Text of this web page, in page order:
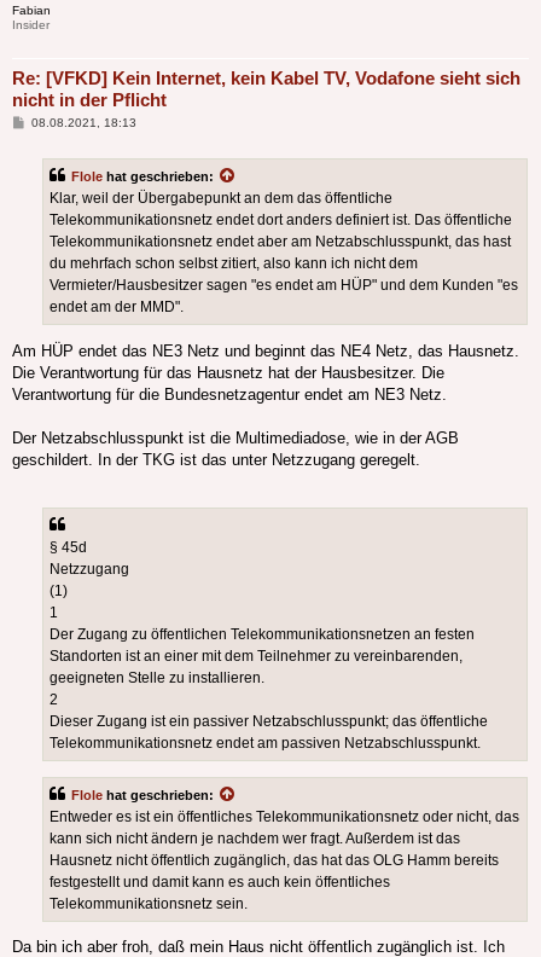
Fabian
Insider
Re: [VFKD] Kein Internet, kein Kabel TV, Vodafone sieht sich
nicht in der Pflicht
Beitrag
08.08.2021, 18:13
Flole hat geschrieben:
Klar, weil der Übergabepunkt an dem das öffentliche
Telekommunikationsnetz endet dort anders definiert ist. Das öffentliche
Telekommunikationsnetz endet aber am Netzabschlusspunkt, das hast
du mehrfach schon selbst zitiert, also kann ich nicht dem
Vermieter/Hausbesitzer sagen "es endet am HÜP" und dem Kunden "es
endet am der MMD".
Am HÜP endet das NE3 Netz und beginnt das NE4 Netz, das Hausnetz.
Die Verantwortung für das Hausnetz hat der Hausbesitzer. Die
Verantwortung für die Bundesnetzagentur endet am NE3 Netz.
Der Netzabschlusspunkt ist die Multimediadose, wie in der AGB
geschildert. In der TKG ist das unter Netzzugang geregelt.
§ 45d
Netzzugang
(1)
1
Der Zugang zu öffentlichen Telekommunikationsnetzen an festen
Standorten ist an einer mit dem Teilnehmer zu vereinbarenden,
geeigneten Stelle zu installieren.
2
Dieser Zugang ist ein passiver Netzabschlusspunkt; das öffentliche
Telekommunikationsnetz endet am passiven Netzabschlusspunkt.
Flole hat geschrieben:
Entweder es ist ein öffentliches Telekommunikationsnetz oder nicht, das
kann sich nicht ändern je nachdem wer fragt. Außerdem ist das
Hausnetz nicht öffentlich zugänglich, das hat das OLG Hamm bereits
festgestellt und damit kann es auch kein öffentliches
Telekommunikationsnetz sein.
Da bin ich aber froh, daß mein Haus nicht öffentlich zugänglich ist. Ich